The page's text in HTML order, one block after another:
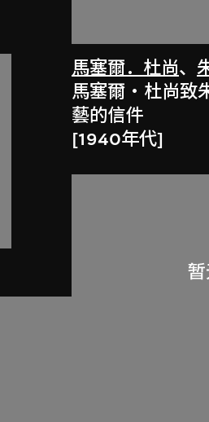
馬塞爾．杜尚、
馬塞爾‧杜尚致
藝的信件
[1940年代]